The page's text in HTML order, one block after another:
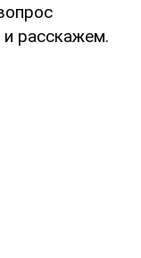
расскажем.